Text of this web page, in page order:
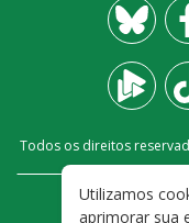
Todos os direitos
Utilizamos
aprimorar sua